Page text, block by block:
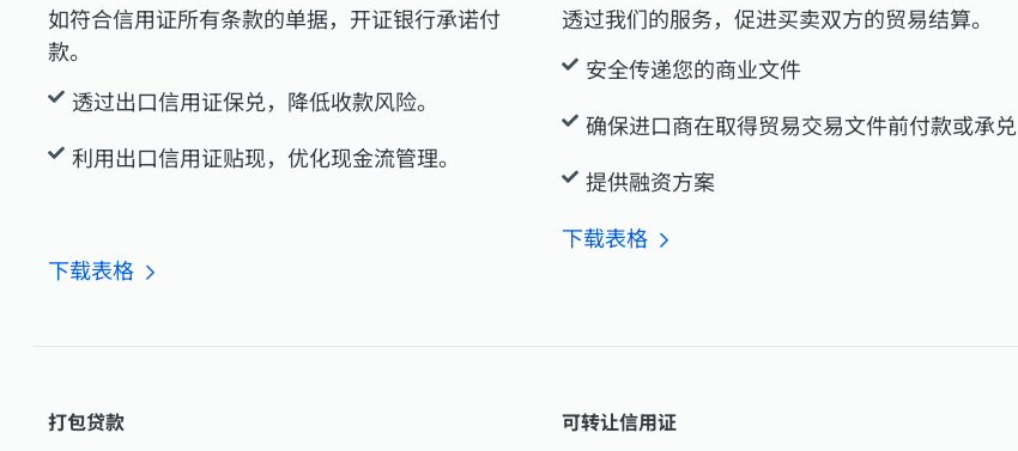
如符合信用证所有条款的单据，开证银行承诺付
款。
透过出口信用证保兑，降低收款风险。
利用出口信用证贴现，优化现金流管理。
下载表格
透过我们的服务，促进买卖双方的贸易结算。
安全传递您的商业文件
确保进口商在取得贸易交易文件前付款或承兑
提供融资方案
下载表格
打包贷款 可转让信用证